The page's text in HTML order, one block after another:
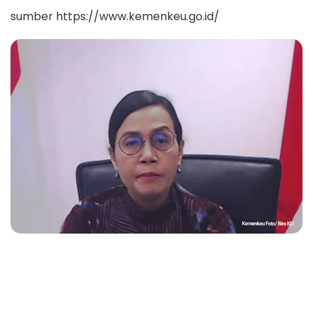
sumber https://www.kemenkeu.go.id/